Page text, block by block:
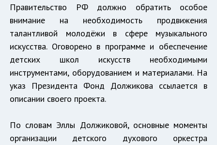
Правительство РФ должно обратить особое
внимание на необходимость продвижения
талантливой молодёжи в сфере музыкального
искусства. Оговорено в программе и обеспечение
детских школ искусств необходимыми
инструментами, оборудованием и материалами. На
указ Президента Фонд Должикова ссылается в
описании своего проекта.
По словам Эллы Должиковой, основные моменты
организации детского духового оркестра